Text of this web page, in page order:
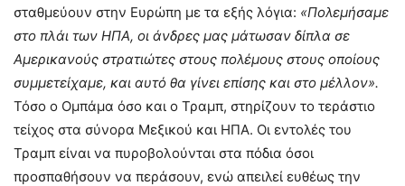
σταθμεύουν στην Ευρώπη με τα εξής λόγια: «Πολεμήσαμε
στο πλάι των ΗΠΑ, οι άνδρες μας μάτωσαν δίπλα σε
Αμερικανούς στρατιώτες στους πολέμους στους οποίους
συμμετείχαμε, και αυτό θα γίνει επίσης και στο μέλλον».
Τόσο ο Ομπάμα όσο και ο Τραμπ, στηρίζουν το τεράστιο
τείχος στα σύνορα Μεξικού και ΗΠΑ. Οι εντολές του
Τραμπ είναι να πυροβολούνται στα πόδια όσοι
προσπαθήσουν να περάσουν, ενώ απειλεί ευθέως την